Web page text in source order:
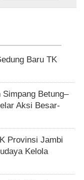
Baru TK
Betung–
Aksi Besar-
Provinsi Jambi
Kelola